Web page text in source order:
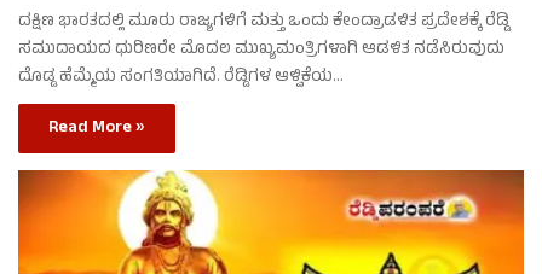
ದಕ್ಷಿಣ ಭಾರತದಲ್ಲಿ ಮೂರು ರಾಜ್ಯಗಳಿಗೆ ಮತ್ತು ಒಂದು ಕೇಂದ್ರಾಡಳಿತ ಪ್ರದೇಶಕ್ಕೆ ರೆಡ್ಡಿ
ಸಮುದಾಯದ ಧುರಿಣರೇ ಮೊದಲ ಮುಖ್ಯಮಂತ್ರಿಗಳಾಗಿ ಆಡಳಿತ ನಡೆಸಿರುವುದು
ದೊಡ್ಡ ಹೆಮ್ಮೆಯ ಸಂಗತಿಯಾಗಿದೆ. ರೆಡ್ಡಿಗಳ ಆಳ್ವಿಕೆಯ…
Read More »